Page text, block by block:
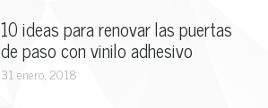
10 ideas para renovar las puertas
de paso con vinilo adhesivo
31 enero, 2018